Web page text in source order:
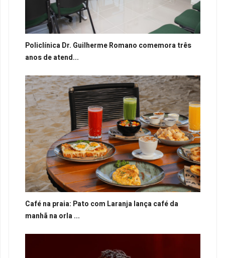
Policlínica Dr. Guilherme Romano comemora três
anos de atend...
Café na praia: Pato com Laranja lança café da
manhã na orla ...